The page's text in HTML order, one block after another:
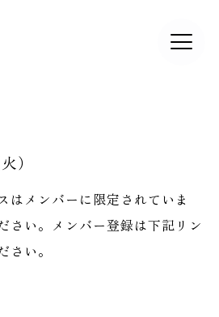
）
はメンバーに限定されていま
さい。メンバー登録は下記リン
さい。